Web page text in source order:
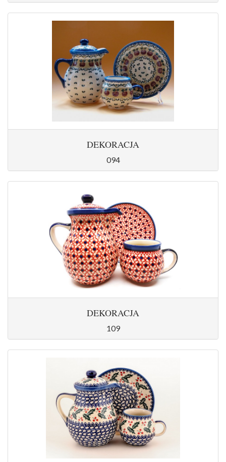
DEKORACJA
094
DEKORACJA
109